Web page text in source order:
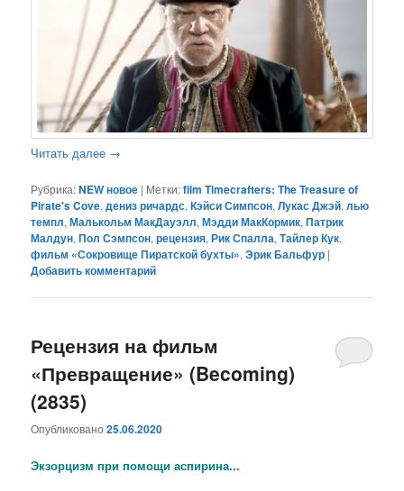
Читать далее →
Рубрика:NEW новое | Метки:film Timecrafters: The Treasure of
Pirate's Cove,дениз ричардс,Кэйси Симпсон,Лукас Джэй,лью
темпл,Малькольм МакДауэлл,Мэдди МакКормик,Патрик
Малдун,Пол Сэмпсон,рецензия,Рик Спалла,Тайлер Кук,
фильм «Сокровище Пиратской бухты»,Эрик Бальфур |
Добавить комментарий
Рецензия на фильм
«Превращение» (Becoming)
(2835)
Опубликовано25.06.2020
Экзорцизм при помощи аспирина...